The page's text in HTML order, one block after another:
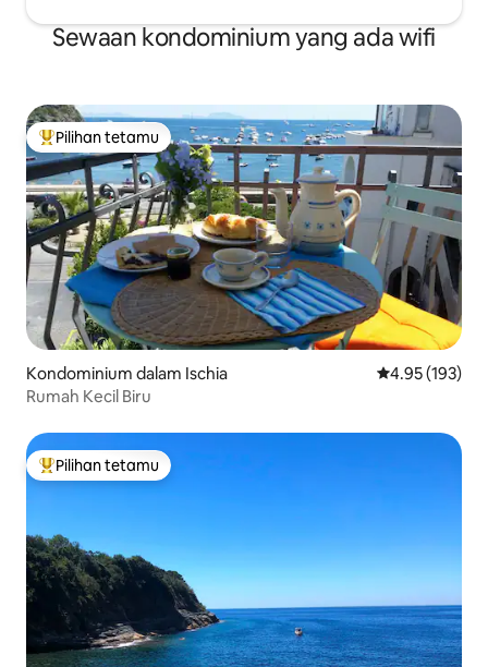
Sewaan kondominium yang ada wifi
Pilihan utama tetamu
Pilihan tetamu
Kondominium dalam Ischia Penarafan
4.95 (193)
Rumah Kecil Biru
Pilihan utama tetamu
Pilihan tetamu